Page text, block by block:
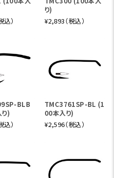
りのあるグラス特有のしなや
ーストまでの多彩なキャスト
渓流フィッシングを存分に楽し
スター GM703-4
ンポよく釣り上がる
ージは小渓流～中規模な渓流
上がるのに扱いやすいロッド
込）
り)
¥2,893（税込）
BLB
)
込）
TMC3761SP-BL (1
00本入り)
¥2,596（税込）